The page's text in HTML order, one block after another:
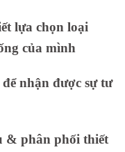
lựa chọn loại
của mình
nhận được sự tư
& phân phối thiết